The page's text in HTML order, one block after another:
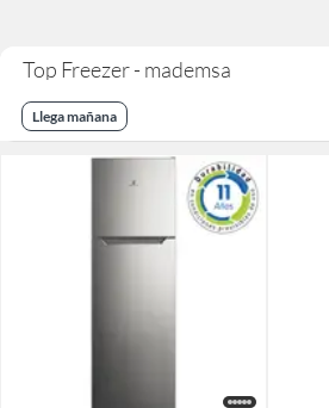
Top Freezer - mademsa
Llega mañana